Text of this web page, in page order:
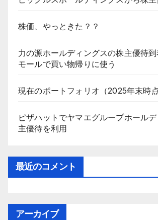
株価、やっときた？？
力の源ホールディングスの株主優待
モールで買い物帰りに使う
現在のポートフォリオ（2025年末時点
ピザハットでヤマエグループホール
主優待を利用
最近のコメント
アーカイブ